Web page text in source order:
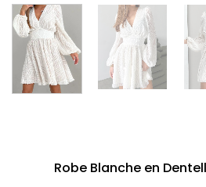
Robe Blanche en